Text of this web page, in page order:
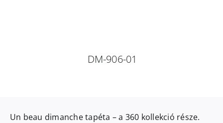
DM-906-01
Un beau dimanchetapéta – a 360 kollekció része.